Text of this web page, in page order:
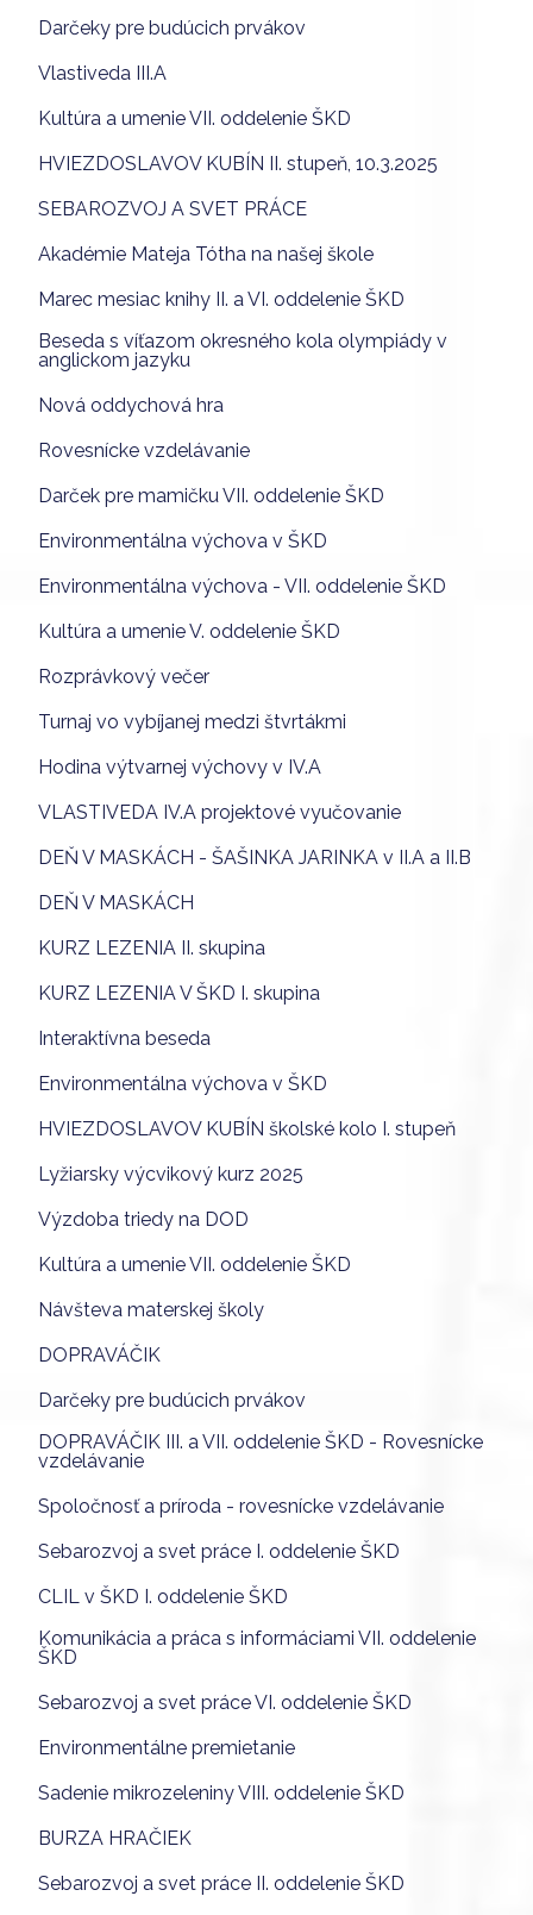
Darčeky pre budúcich prvákov
Vlastiveda III.A
Kultúra a umenie VII. oddelenie ŠKD
HVIEZDOSLAVOV KUBÍN II. stupeň, 10.3.2025
SEBAROZVOJ A SVET PRÁCE
Akadémie Mateja Tótha na našej škole
Marec mesiac knihy II. a VI. oddelenie ŠKD
Beseda s víťazom okresného kola olympiády v
anglickom jazyku
Nová oddychová hra
Rovesnícke vzdelávanie
Darček pre mamičku VII. oddelenie ŠKD
Environmentálna výchova v ŠKD
Environmentálna výchova - VII. oddelenie ŠKD
Kultúra a umenie V. oddelenie ŠKD
Rozprávkový večer
Turnaj vo vybíjanej medzi štvrtákmi
Hodina výtvarnej výchovy v IV.A
VLASTIVEDA IV.A projektové vyučovanie
DEŇ V MASKÁCH - ŠAŠINKA JARINKA v II.A a II.B
DEŇ V MASKÁCH
KURZ LEZENIA II. skupina
KURZ LEZENIA V ŠKD I. skupina
Interaktívna beseda
Environmentálna výchova v ŠKD
HVIEZDOSLAVOV KUBÍN školské kolo I. stupeň
Lyžiarsky výcvikový kurz 2025
Výzdoba triedy na DOD
Kultúra a umenie VII. oddelenie ŠKD
Návšteva materskej školy
DOPRAVÁČIK
Darčeky pre budúcich prvákov
DOPRAVÁČIK III. a VII. oddelenie ŠKD - Rovesnícke
vzdelávanie
Spoločnosť a príroda - rovesnícke vzdelávanie
Sebarozvoj a svet práce I. oddelenie ŠKD
CLIL v ŠKD I. oddelenie ŠKD
Komunikácia a práca s informáciami VII. oddelenie
ŠKD
Sebarozvoj a svet práce VI. oddelenie ŠKD
Environmentálne premietanie
Sadenie mikrozeleniny VIII. oddelenie ŠKD
BURZA HRAČIEK
Sebarozvoj a svet práce II. oddelenie ŠKD